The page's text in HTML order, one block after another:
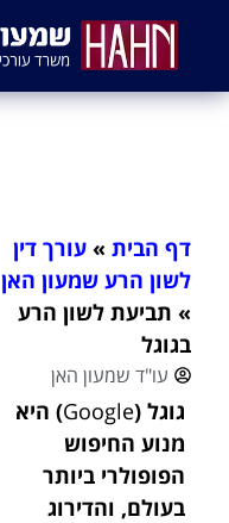
דף הבית »עורך דין
לשון הרע שמעון האן
» תביעת לשון הרע
בגוגל
עו"ד שמעון האן
גוגל (Google) היא
מנוע החיפוש
הפופולרי ביותר
בעולם, והדירוג